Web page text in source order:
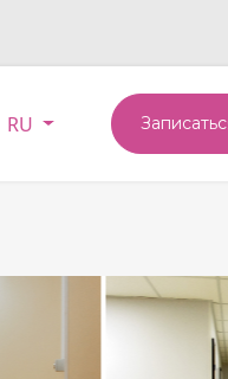
Выберите язык
RU